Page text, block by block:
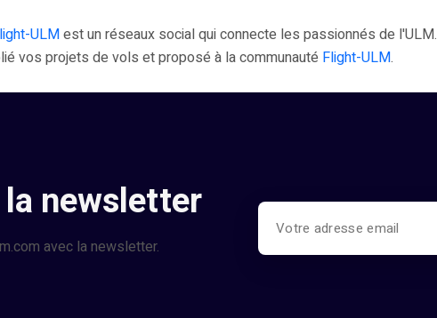
ULMest un réseaux social qui connecte les passionnés de l'ULM.
vos projets de vols et proposé à la communauté Flight-ULM.
newsletter
avec la newsletter.